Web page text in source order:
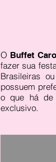
O Buffet
fazer sua
Brasileiras
possuem
o que há de
exclusivo.